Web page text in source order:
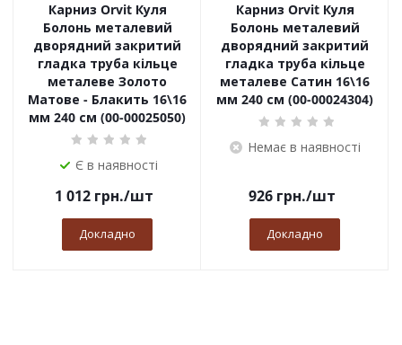
Карниз Orvit Куля
Болонь металевий
дворядний закритий
гладка труба кільце
металеве Золото
Матове - Блакить 16\16
мм 240 см (00-00025050)
Є в наявності
1 012 грн./шт
Докладно
Карниз Orvit Куля
Болонь металевий
дворядний закритий
гладка труба кільце
металеве Сатин 16\16
мм 240 см (00-00024304)
Немає в наявності
926грн./шт
Докладно